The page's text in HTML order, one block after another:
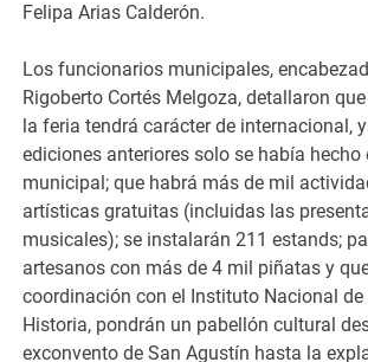
Felipa Arias Calderón.
Los funcionarios municipales,
Rigoberto Cortés Melgoza, detallaron
la feria tendrá carácter de internacional,
ediciones anteriores solo se había hecho
municipal; que habrá más de mil
artísticas gratuitas (incluidas las
musicales); se instalarán 211 estands;
artesanos con más de 4 mil piñatas y
coordinación con el Instituto Nacional
Historia, pondrán un pabellón cultural
exconvento de San Agustín hasta la